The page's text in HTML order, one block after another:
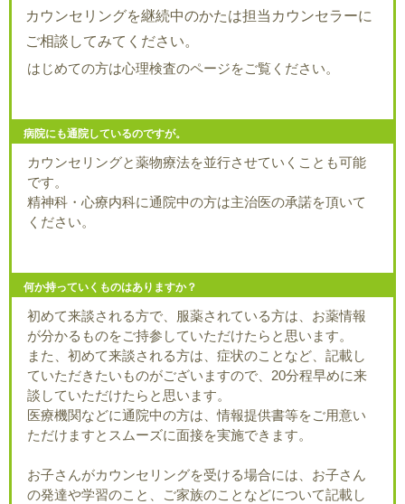
カウンセリングを継続中のかたは担当カウンセラーに
ご相談してみてください。
はじめての方は心理検査のページをご覧ください。
病院にも通院しているのですが。
カウンセリングと薬物療法を並行させていくことも可能
です。
精神科・心療内科に通院中の方は主治医の承諾を頂いて
ください。
何か持っていくものはありますか？
初めて来談される方で、服薬されている方は、お薬情報
が分かるものをご持参していただけたらと思います。
また、初めて来談される方は、症状のことなど、記載し
ていただきたいものがございますので、20分程早めに来
談していただけたらと思います。
医療機関などに通院中の方は、情報提供書等をご用意い
ただけますとスムーズに面接を実施できます。
お子さんがカウンセリングを受ける場合には、お子さん
の発達や学習のこと、ご家族のことなどについて記載し